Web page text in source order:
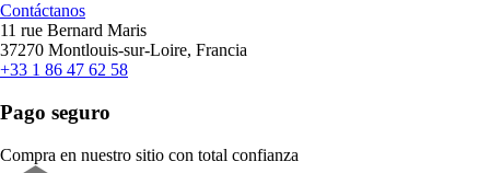
Contáctanos
11 rue Bernard Maris
37270 Montlouis-sur-Loire, Francia
+33 1 86 47 62 58
Pago seguro
Compra en nuestro sitio con total confianza